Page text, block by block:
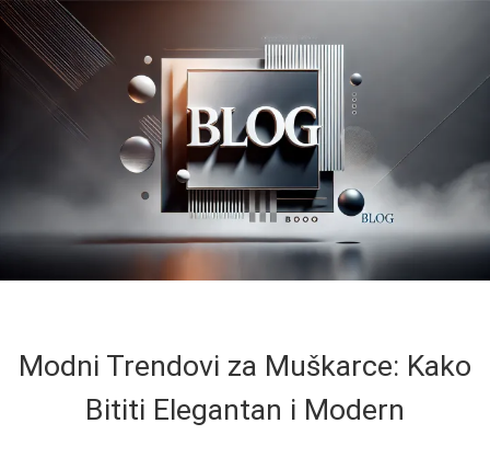
Modni Trendovi za Muškarce: Kako
Bititi Elegantan i Modern